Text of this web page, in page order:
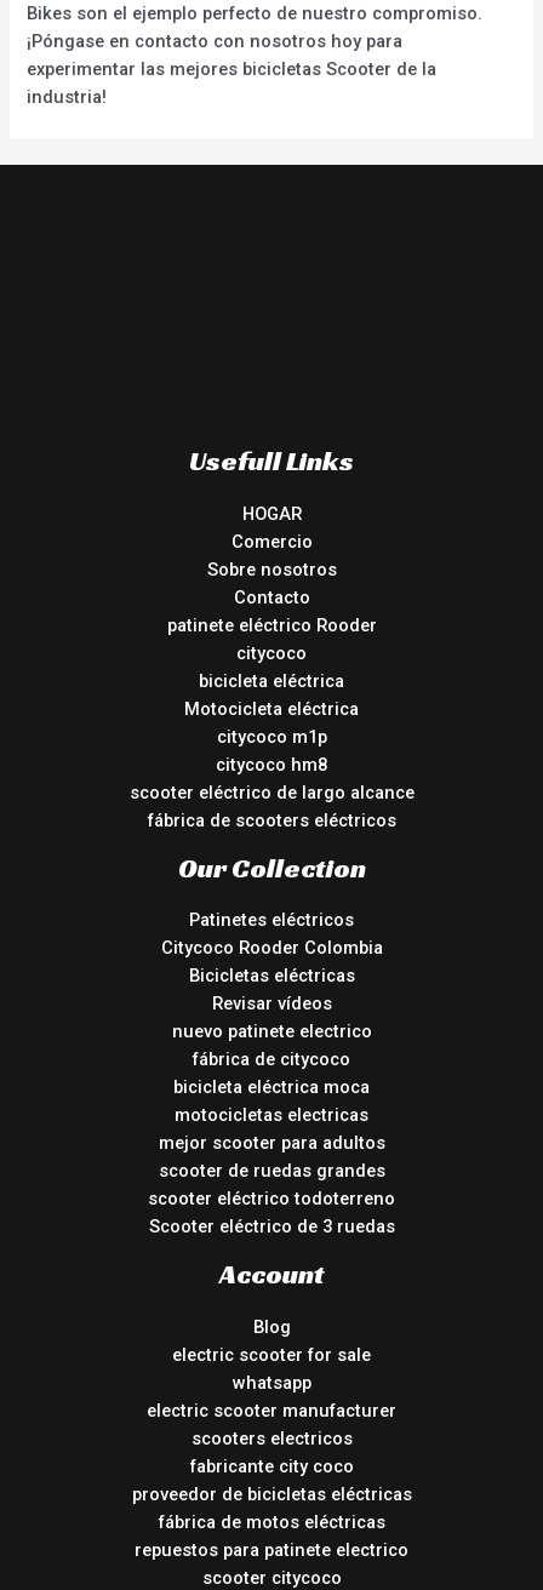
Bikes son el ejemplo perfecto de nuestro compromiso.
¡Póngase en contacto con nosotros hoy para
experimentar las mejores bicicletas Scooter de la
industria!
Usefull Links
HOGAR
Comercio
Sobre nosotros
Contacto
patinete eléctrico Rooder
citycoco
bicicleta eléctrica
Motocicleta eléctrica
citycoco m1p
citycoco hm8
scooter eléctrico de largo alcance
fábrica de scooters eléctricos
Our Collection
Patinetes eléctricos
Citycoco Rooder Colombia
Bicicletas eléctricas
Revisar vídeos
nuevo patinete electrico
fábrica de citycoco
bicicleta eléctrica moca
motocicletas electricas
mejor scooter para adultos
scooter de ruedas grandes
scooter eléctrico todoterreno
Scooter eléctrico de 3 ruedas
Account
Blog
electric scooter for sale
whatsapp
electric scooter manufacturer
scooters electricos
fabricante city coco
proveedor de bicicletas eléctricas
fábrica de motos eléctricas
repuestos para patinete electrico
scooter citycoco